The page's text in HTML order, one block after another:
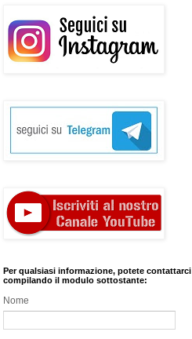
Per qualsiasi informazione, potete contattarci
compilando il modulo sottostante:
Nome